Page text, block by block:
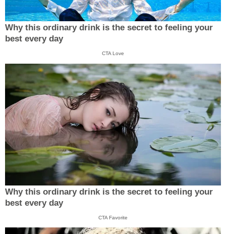
Why this ordinary drink is the secret to feeling your
best every day
CTA Love
Why this ordinary drink is the secret to feeling your
best every day
CTA Favorite